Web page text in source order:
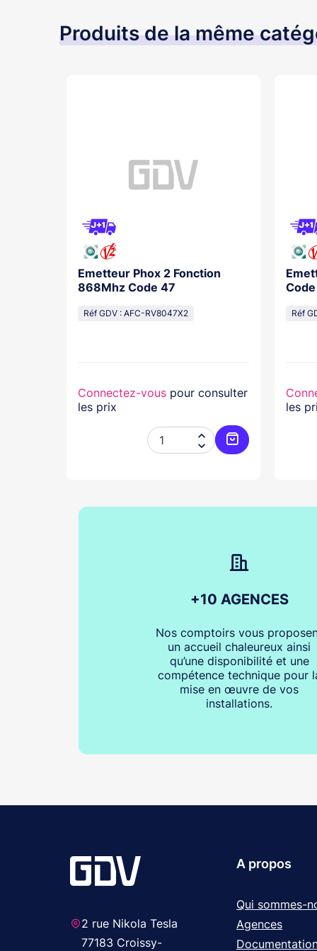
Produits de la même
Emetteur Phox 2 Fonction
868Mhz Code 47
Réf GDV : AFC-RV8047X2
Connectez-vous pour consulter
les prix


Ajouter au panier
Réf
les
+10 AGENCES
Nos comptoirs vous
un accueil chaleureux ainsi
qu’une disponibilité et une
compétence technique pour
mise en œuvre de vos
installations.
2 rue Nikola Tesla
77183 Croissy-
A propos
Qui sommes-
Agences